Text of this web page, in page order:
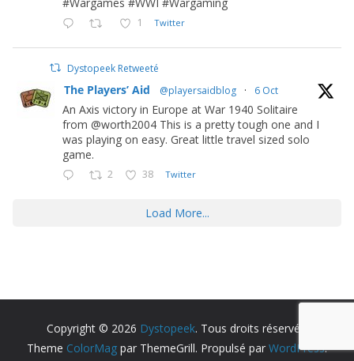
1 Twitter
Dystopeek Retweeté
The Players’ Aid @playersaidblog · 6 Oct
An Axis victory in Europe at War 1940 Solitaire
from @worth2004 This is a pretty tough one and I
was playing on easy. Great little travel sized solo
game.
2 38 Twitter
Load More...
Copyright © 2026 Dystopeek. Tous droits réservés.
Theme ColorMag par ThemeGrill. Propulsé par WordPress.